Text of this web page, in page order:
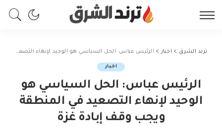
ترند الشرق > اخبار > الرئيس عباس: الحل السياسي هو الوحيد لإنهاء التصعيد في المنطقة ويجب وقف إبادة غزة
اخبار
الرئيس عباس: الحل السياسي هو
الوحيد لإنهاء التصعيد في المنطقة
ويجب وقف إبادة غزة